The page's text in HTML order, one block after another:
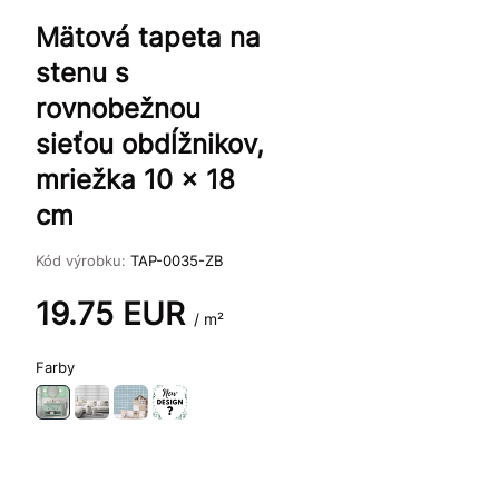
Mätová tapeta na
stenu s
rovnobežnou
sieťou obdĺžnikov,
mriežka 10 x 18
cm
Kód výrobku: TAP-0035-ZB
19.75 EUR / m²
Farby